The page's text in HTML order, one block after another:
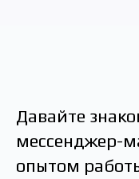
Давайте
мессенджер-
опытом